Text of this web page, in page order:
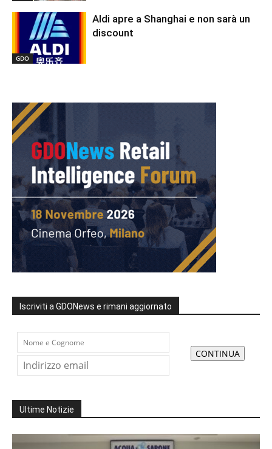
GDO
Aldi apre a Shanghai e non sarà un
discount
Iscriviti a GDONews e rimani aggiornato
Ultime Notizie